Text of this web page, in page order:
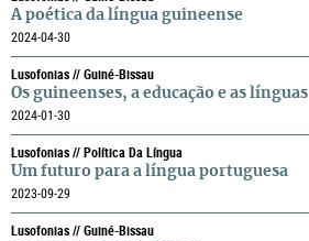
A poética da língua guineense
2024-04-30
Lusofonias // Guiné-Bissau
Os guineenses, a educação e as línguas
2024-01-30
Lusofonias // Política Da Língua
Um futuro para a língua portuguesa
2023-09-29
Lusofonias // Guiné-Bissau